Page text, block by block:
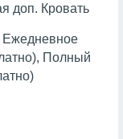
доп. Кровать
Ежедневное
Полный